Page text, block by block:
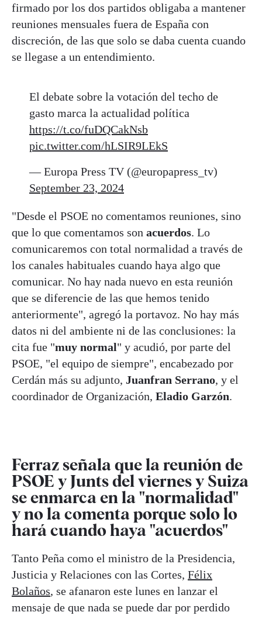
firmado por los dos partidos obligaba a mantener
reuniones mensuales fuera de España con
discreción, de las que solo se daba cuenta cuando
se llegase a un entendimiento.
El debate sobre la votación del techo de
gasto marca la actualidad política
https://t.co/fuDQCakNsb
pic.twitter.com/hLSIR9LEkS
— Europa Press TV (@europapress_tv)
September 23, 2024
"Desde el PSOE no comentamos reuniones, sino
que lo que comentamos son acuerdos. Lo
comunicaremos con total normalidad a través de
los canales habituales cuando haya algo que
comunicar. No hay nada nuevo en esta reunión
que se diferencie de las que hemos tenido
anteriormente", agregó la portavoz. No hay más
datos ni del ambiente ni de las conclusiones: la
cita fue "muy normal" y acudió, por parte del
PSOE, "el equipo de siempre", encabezado por
Cerdán más su adjunto, Juanfran Serrano, y el
coordinador de Organización, Eladio Garzón.
Ferraz señala que la reunión de
PSOE y Junts del viernes y Suiza
se enmarca en la "normalidad"
y no la comenta porque solo lo
hará cuando haya "acuerdos"
Tanto Peña como el ministro de la Presidencia,
Justicia y Relaciones con las Cortes, Félix
Bolaños, se afanaron este lunes en lanzar el
mensaje de que nada se puede dar por perdido